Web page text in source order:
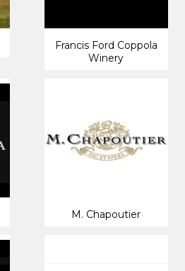
Francis Ford Coppola
Winery
M. Chapoutier